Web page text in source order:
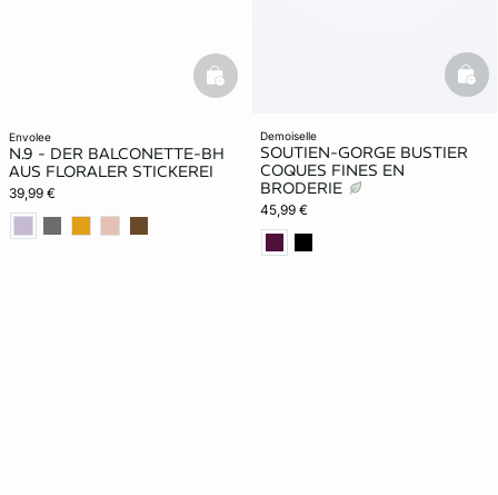
envolee
N.9 - DER BALCONETTE-BH
AUS FLORALER STICKEREI
39,99 €
basketfull
demoiselle
SOUTIEN-GORGE BUSTIER
COQUES FINES EN
BRODERIE
45,99 €